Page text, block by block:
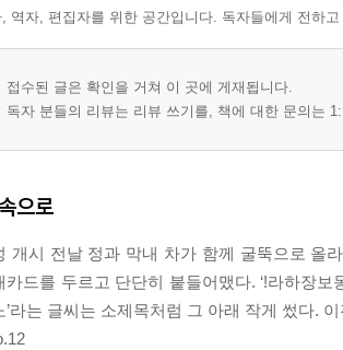
, 역자, 편집자를 위한 공간입니다. 독자들에게 전하
접수된 글은 확인을 거쳐 이 곳에 게재됩니다.
독자 분들의 리뷰는 리뷰 쓰기를, 책에 대한 문의는
으로
개시 전날 정과 막내 차가 함께 굴뚝으로 올
카드를 두르고 단단히 붙들어맸다. ‘!라하장
’라는 글씨는 소제목처럼 그 아래 작게 썼다.